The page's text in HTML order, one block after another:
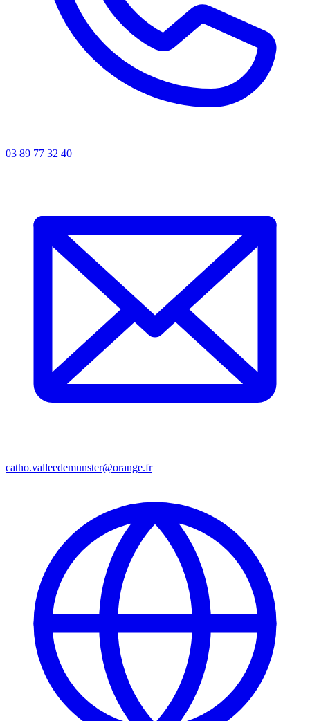
03 89 77 32 40
catho.valleedemunster@orange.fr